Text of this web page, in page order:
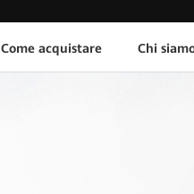
Come acquistare Chi